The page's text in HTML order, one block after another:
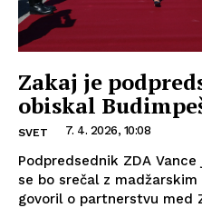
Zakaj je
obiskal
SVET 7. 4. 2026, 10:08
Podpredsednik ZDA
se bo srečal z
govoril o partnerstvu med